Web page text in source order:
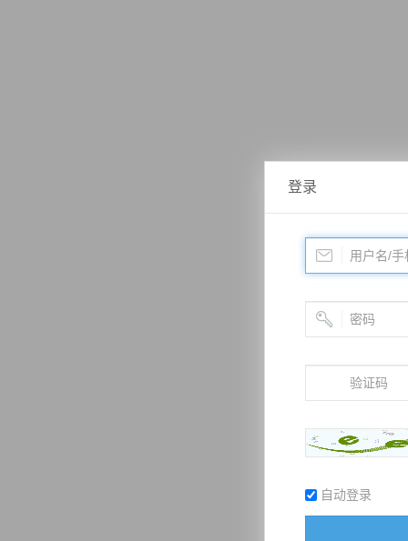
登录
自动登录